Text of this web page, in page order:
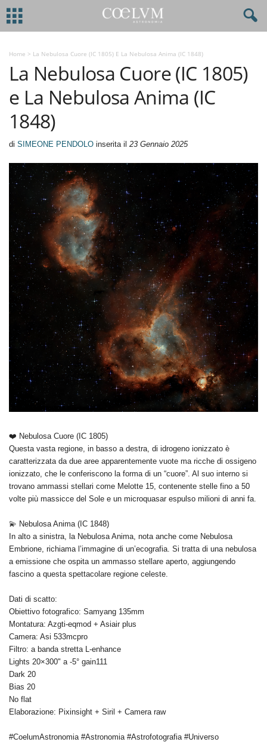
Home > La Nebulosa Cuore (IC 1805) E La Nebulosa Anima (IC 1848)
La Nebulosa Cuore (IC 1805)
e La Nebulosa Anima (IC
1848)
di SIMEONE PENDOLO inserita il 23 Gennaio 2025
❤️ Nebulosa Cuore (IC 1805)
Questa vasta regione, in basso a destra, di idrogeno ionizzato è
caratterizzata da due aree apparentemente vuote ma ricche di ossigeno
ionizzato, che le conferiscono la forma di un “cuore”. Al suo interno si
trovano ammassi stellari come Melotte 15, contenente stelle fino a 50
volte più massicce del Sole e un microquasar espulso milioni di anni fa.
💫 Nebulosa Anima (IC 1848)
In alto a sinistra, la Nebulosa Anima, nota anche come Nebulosa
Embrione, richiama l’immagine di un’ecografia. Si tratta di una nebulosa
a emissione che ospita un ammasso stellare aperto, aggiungendo
fascino a questa spettacolare regione celeste.
Dati di scatto:
Obiettivo fotografico: Samyang 135mm
Montatura: Azgti-eqmod + Asiair plus
Camera: Asi 533mcpro
Filtro: a banda stretta L-enhance
Lights 20×300" a -5° gain111
Dark 20
Bias 20
No flat
Elaborazione: Pixinsight + Siril + Camera raw
#CoelumAstronomia #Astronomia #Astrofotografia #Universo